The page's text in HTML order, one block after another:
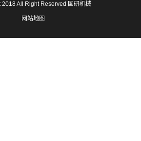
2018 All Right Reserved 国研机械
网站地图